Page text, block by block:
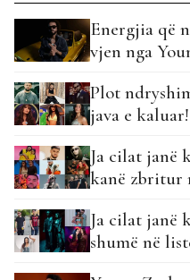
Energjia që
vjen nga
Plot
java e kaluar!
Ja cilat janë
kanë zbritur
Ja cilat janë
shumë në